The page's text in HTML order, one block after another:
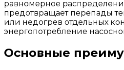
равномерное
предотвращает перепады
или недогрев отдельных
энергопотребление
Основные